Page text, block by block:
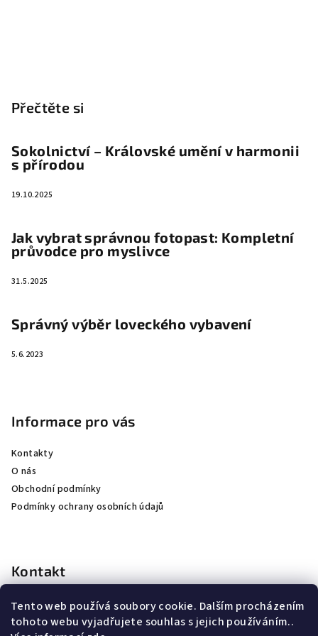
Tento web používá soubory cookie. Dalším procházením
tohoto webu vyjadřujete souhlas s jejich používáním..
Přečtěte si
Sokolnictví – Královské umění v harmonii
s přírodou
19.10.2025
Jak vybrat správnou fotopast: Kompletní
průvodce pro myslivce
31.5.2025
Správný výběr loveckého vybavení
5.6.2023
Informace pro vás
Kontakty
O nás
Obchodní podmínky
Podmínky ochrany osobních údajů
Kontakt
kubicek@jkhunting.cz
+420 607250155